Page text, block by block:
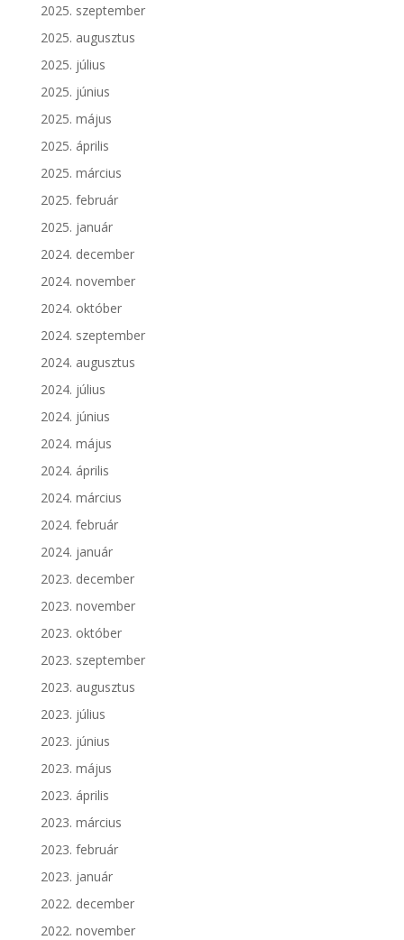
2025. szeptember
2025. augusztus
2025. július
2025. június
2025. május
2025. április
2025. március
2025. február
2025. január
2024. december
2024. november
2024. október
2024. szeptember
2024. augusztus
2024. július
2024. június
2024. május
2024. április
2024. március
2024. február
2024. január
2023. december
2023. november
2023. október
2023. szeptember
2023. augusztus
2023. július
2023. június
2023. május
2023. április
2023. március
2023. február
2023. január
2022. december
2022. november